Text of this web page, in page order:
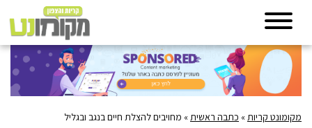
מקומונט קריות » כתבה ראשית » מחויבים להצלת חיים בנגב ובגליל